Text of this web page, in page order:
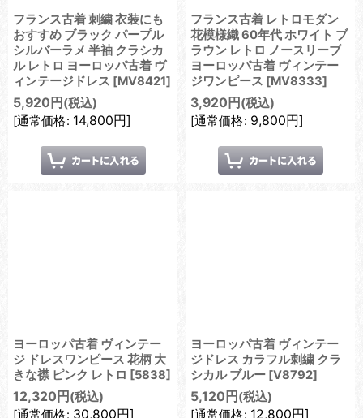
フランス古着 刺繍 衣装にも
おすすめ ブラック パープル
シルバーラメ 半袖 クラシカ
ル レトロ ヨーロッパ古着 ヴ
ィンテージドレス [MV8421]
5,920 円 (税込)
[通常価格: 14,800円]
フランス古着 レトロモダン
花模様織 60年代 ホワイト ブ
ラウン レトロ ノースリーブ
ヨーロッパ古着 ヴィンテー
ジワンピース [MV8333]
3,920 円 (税込)
[通常価格: 9,800円]
ヨーロッパ古着 ヴィンテー
ジ ドレスワンピース 花柄 大
きな襟 ピンク レトロ [5838]
12,320 円 (税込)
[通常価格: 30,800円]
ヨーロッパ古着 ヴィンテー
ジドレス カラフル刺繍 クラ
シカル ブルー [V8792]
5,120 円 (税込)
[通常価格: 12,800円]